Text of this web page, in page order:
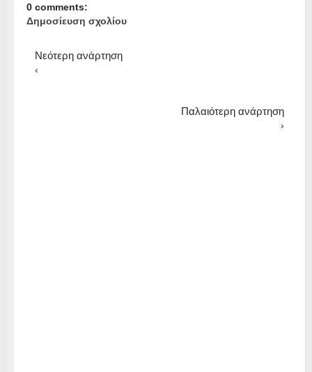
0 comments:
Δημοσίευση σχολίου
Νεότερη ανάρτηση
‹
Παλαιότερη ανάρτηση
›